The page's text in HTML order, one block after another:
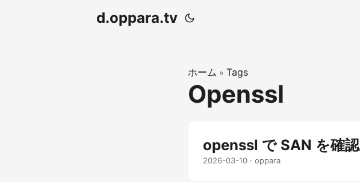
d.oppara.tv
ホーム » Tags
Openssl
openssl で SAN を確認
2026-03-10 · oppara